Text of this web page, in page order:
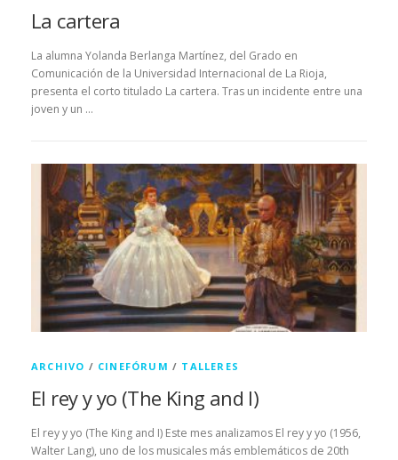
La cartera
La alumna Yolanda Berlanga Martínez, del Grado en
Comunicación de la Universidad Internacional de La Rioja,
presenta el corto titulado La cartera. Tras un incidente entre una
joven y un …
ARCHIVO / CINEFÓRUM / TALLERES
El rey y yo (The King and I)
El rey y yo (The King and I) Este mes analizamos El rey y yo (1956,
Walter Lang), uno de los musicales más emblemáticos de 20th